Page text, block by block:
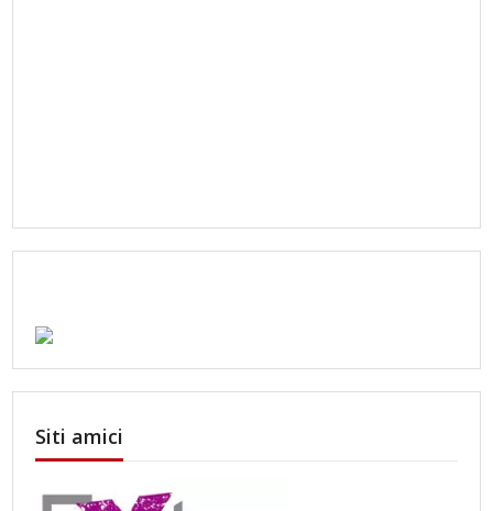
Siti amici